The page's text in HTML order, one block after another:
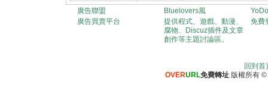
廣告聯盟
廣告買賣平台
Bluelovers風
提供程式、遊戲、動漫、
腐物、Discuz插件及文章
創作等主題討論區。
免費
回到首
OVERURL免費轉址 版權所有 ©